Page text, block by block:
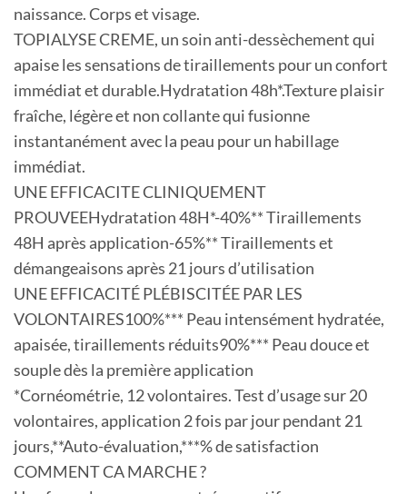
naissance. Corps et visage.
TOPIALYSE CREME, un soin anti-dessèchement qui
apaise les sensations de tiraillements pour un confort
immédiat et durable.Hydratation 48h*.Texture plaisir
fraîche, légère et non collante qui fusionne
instantanément avec la peau pour un habillage
immédiat.
UNE EFFICACITE CLINIQUEMENT
PROUVEEHydratation 48H*-40%** Tiraillements
48H après application-65%** Tiraillements et
démangeaisons après 21 jours d’utilisation
UNE EFFICACITÉ PLÉBISCITÉE PAR LES
VOLONTAIRES100%*** Peau intensément hydratée,
apaisée, tiraillements réduits90%*** Peau douce et
souple dès la première application
*Cornéométrie, 12 volontaires. Test d’usage sur 20
volontaires, application 2 fois par jour pendant 21
jours,**Auto-évaluation,***% de satisfaction
COMMENT CA MARCHE ?